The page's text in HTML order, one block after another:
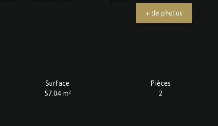
+ de photos
Surface
57.04 m²
Pièces
2